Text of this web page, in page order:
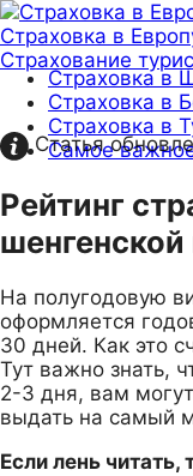
Страховка в
Страхование
Страховка в
Страховка в
Страховка в
Самое
Статья
Рейтинг
шенгенской
На полугодовую
оформляется
30 дней. Как это
Тут важно знать,
2-3 дня, вам
выдать на самый
Если лень читать,